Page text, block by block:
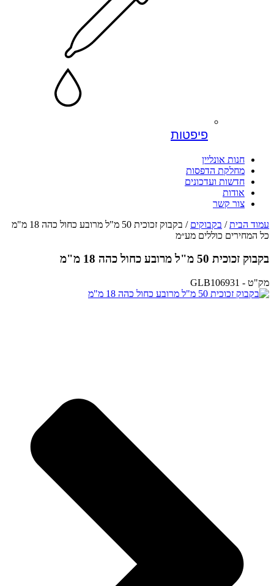
פיפטות
חנות אונליין
מחלקת הדפסות
חדשות ועדכונים
אודות
צור קשר
עמוד הבית/ בקבוקים / בקבוק זכוכית 50 מ"ל מרובע כחול כהה 18 מ"מ
כל המחירים כוללים מע״מ
בקבוק זכוכית 50 מ"ל מרובע כחול כהה 18 מ"מ
מק"ט - GLB106931